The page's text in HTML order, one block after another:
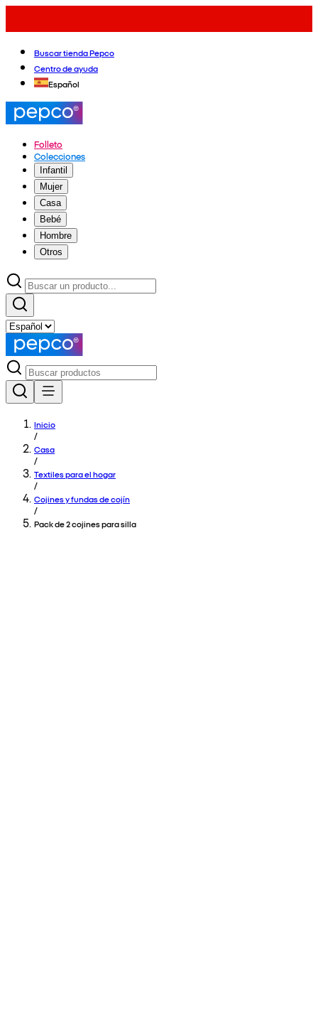
Buscar tienda Pepco
Centro de ayuda
Español
Folleto
Colecciones
Infantil
Mujer
Casa
Bebé
Hombre
Otros
Inicio
/
Casa
/
Textiles para el hogar
/
Cojines y fundas de cojín
/
Pack de 2 cojines para silla